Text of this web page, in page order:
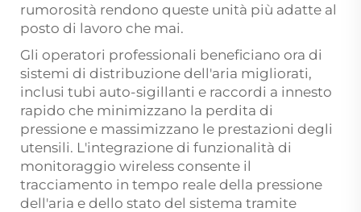
rumorosità rendono queste unità più adatte al
posto di lavoro che mai.
Gli operatori professionali beneficiano ora di
sistemi di distribuzione dell'aria migliorati,
inclusi tubi auto-sigillanti e raccordi a innesto
rapido che minimizzano la perdita di
pressione e massimizzano le prestazioni degli
utensili. L'integrazione di funzionalità di
monitoraggio wireless consente il
tracciamento in tempo reale della pressione
dell'aria e dello stato del sistema tramite